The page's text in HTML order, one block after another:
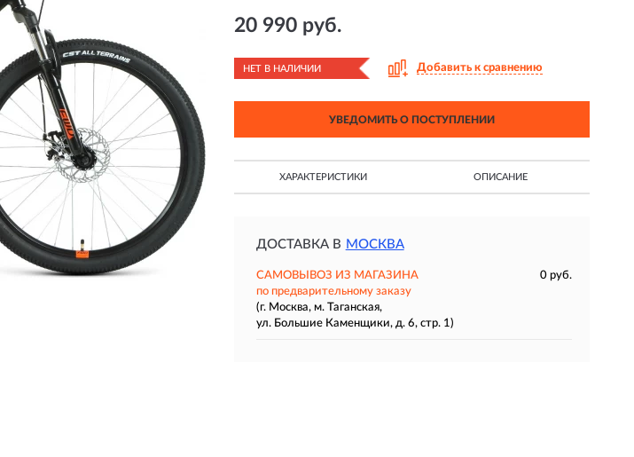
20 990 руб.
НЕТ В НАЛИЧИИ Добавить к сравнению
УВЕДОМИТЬ О ПОСТУПЛЕНИИ
ХАРАКТЕРИСТИКИ ОПИСАНИЕ
ДОСТАВКА В МОСКВА
САМОВЫВОЗ ИЗ МАГАЗИНА
0 руб.
по предварительному заказу
(г. Москва, м. Таганская,
ул. Большие Каменщики, д. 6, стр. 1)